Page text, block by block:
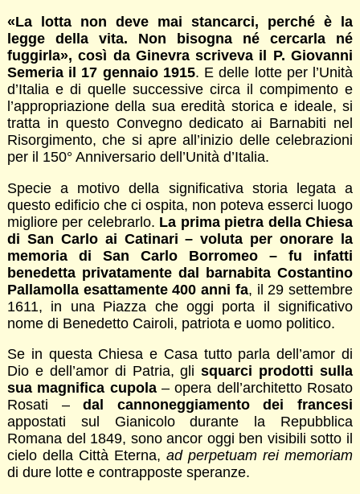
«La lotta non deve mai stancarci, perché è la
legge della vita. Non bisogna né cercarla né
fuggirla», così da Ginevra scriveva il P. Giovanni
Semeria il 17 gennaio 1915. E delle lotte per l’Unità
d’Italia e di quelle successive circa il compimento e
l’appropriazione della sua eredità storica e ideale, si
tratta in questo Convegno dedicato ai Barnabiti nel
Risorgimento, che si apre all’inizio delle celebrazioni
per il 150° Anniversario dell’Unità d’Italia.
Specie a motivo della significativa storia legata a
questo edificio che ci ospita, non poteva esserci luogo
migliore per celebrarlo. La prima pietra della Chiesa
di San Carlo ai Catinari – voluta per onorare la
memoria di San Carlo Borromeo – fu infatti
benedetta privatamente dal barnabita Costantino
Pallamolla esattamente 400 anni fa, il 29 settembre
1611, in una Piazza che oggi porta il significativo
nome di Benedetto Cairoli, patriota e uomo politico.
Se in questa Chiesa e Casa tutto parla dell’amor di
Dio e dell’amor di Patria, glisquarci prodotti sulla
sua magnifica cupola– opera dell’architetto Rosato
Rosati –dal cannoneggiamento dei francesi
appostati sul Gianicolo durante la Repubblica
Romana del 1849, sono ancor oggi ben visibili sotto il
cielo della Città Eterna,ad perpetuam rei memoriam
di dure lotte e contrapposte speranze.